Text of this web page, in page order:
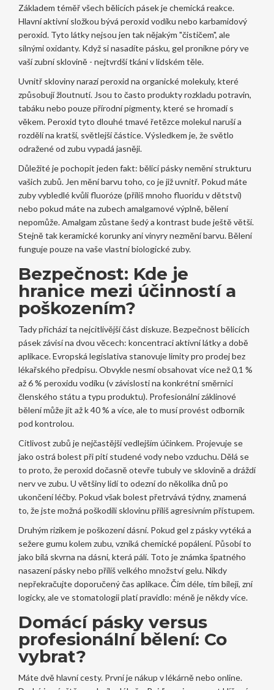
Základem téměř všech bělicích pásek je chemická reakce.
Hlavní aktivní složkou bývá peroxid vodíku nebo karbamidový
peroxid. Tyto látky nejsou jen tak nějakým "čističem", ale
silnými oxidanty. Když si nasadíte pásku, gel pronikne póry ve
vaší zubní sklovině - nejtvrdší tkáni v lidském těle.
Uvnitř skloviny narazí peroxid na organické molekuly, které
způsobují žloutnutí. Jsou to často produkty rozkladu potravin,
tabáku nebo pouze přírodní pigmenty, které se hromadí s
věkem. Peroxid tyto dlouhé tmavé řetězce molekul naruší a
rozdělí na kratší, světlejší částice. Výsledkem je, že světlo
odražené od zubu vypadá jasněji.
Důležité je pochopit jeden fakt: bělicí pásky nemění strukturu
vašich zubů. Jen mění barvu toho, co je již uvnitř. Pokud máte
zuby vybledlé kvůli fluoróze (příliš mnoho fluoridu v dětství)
nebo pokud máte na zubech amalgamové výplně, bělení
nepomůže. Amalgam zůstane šedý a kontrast bude ještě větší.
Stejně tak keramické korunky ani vinyry nezmění barvu. Bělení
funguje pouze na vaše vlastní biologické zuby.
Bezpečnost: Kde je
hranice mezi účinností a
poškozením?
Tady přichází ta nejcitlivější část diskuze. Bezpečnost bělicích
pásek závisí na dvou věcech: koncentraci aktivní látky a době
aplikace. Evropská legislativa stanovuje limity pro prodej bez
lékařského předpisu. Obvykle nesmí obsahovat více než 0,1 %
až 6 % peroxidu vodíku (v závislosti na konkrétní směrnici
členského státu a typu produktu). Profesionální záklinové
bělení může jít až k 40 % a více, ale to musí provést odborník
pod kontrolou.
Citlivost zubů je nejčastější vedlejším účinkem. Projevuje se
jako ostrá bolest při pití studené vody nebo vzduchu. Dělá se
to proto, že peroxid dočasně otevře tubuly ve sklovině a dráždí
nerv ve zubu. U většiny lidí to odezní do několika dnů po
ukončení léčby. Pokud však bolest přetrvává týdny, znamená
to, že jste možná poškodili sklovinu příliš agresivním přístupem.
Druhým rizikem jepoškození dásní. Pokud gel z pásky vytéká a
sežere gumu kolem zubu, vzniká chemické popálení. Působí to
jako bílá skvrna na dásni, která pálí. Toto je známka špatného
nasazení pásky nebo příliš velkého množství gelu. Nikdy
nepřekračujte doporučený čas aplikace. Čím déle, tím bíleji, zní
logicky, ale ve stomatologii platí pravidlo: méně je někdy více.
Domácí pásky versus
profesionální bělení: Co
vybrat?
Máte dvě hlavní cesty. První je nákup v lékárně nebo online.